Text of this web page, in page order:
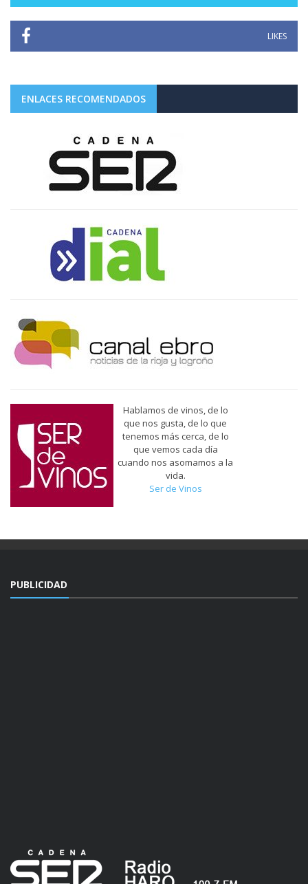
LIKES
ENLACES RECOMENDADOS
Hablamos de vinos, de lo
que nos gusta, de lo que
tenemos más cerca, de lo
que vemos cada día
cuando nos asomamos a la
vida.
Ser de Vinos
PUBLICIDAD